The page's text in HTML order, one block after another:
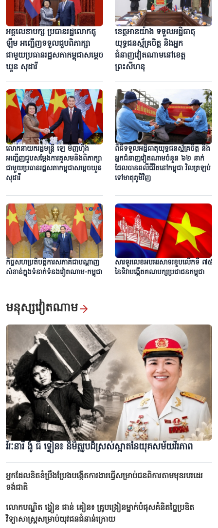
អគ្គលេខាបក្ស ប្រធានរដ្ឋលោកតូ
ឡឹម អញ្ជើញទទួលជួបពិភាក្សា
ជាមួយប្រធានរដ្ឋសភាកម្ពុជាសម្តេច
ឃួន សុដារី
លោកនាយករដ្ឋមន្ត្រី ឡេ មិញហ៊ឹង
អញ្ជើញជួបសម្តែងការគួសមនិងពិភាក្សា
ជាមួយប្រធានរដ្ឋសភាកម្ពុជាសម្តេចឃួន
សុដារី
កិច្ចសហប្រតិបត្តិការសភាគឺជាបណ្តាញ
សំខាន់ក្នុងទំនាក់ទំនងវៀតណាម-កម្ពុជា
ខេត្តអានយ៉ាង ទទួលអដ្ឋិធាតុ
យុទ្ធជនស្ម័គ្រចិត្ត និងអ្នក
ជំនាញវៀតណាមនៅខេត្ត
ព្រះសីហនុ
ពិធីទទួលអដ្ឋិធាតុយុទ្ធជនស្ម័គ្រចិត្ត និង
អ្នកជំនាញវៀតណាមចំនួន ៦២ នាក់
ដែលបានពលីជីវិតនៅកម្ពុជា វិល​ត្រឡប់​
ទៅមាតុភូមិវិញ
សារទូរលេខអបអរសាទរខួបលើកទី ៧៥
នៃទិវាបង្កើតគណបក្សប្រជាជនកម្ពុជា
មនុស្សវៀតណាម
វីរៈនារី ង៉ូ ធី ទ្វៀន៖ និមិត្តរូបដ៏ស្រស់ស្អាតនៃយុគសម័យវីរភាព
អ្នកដែលខិតខំប្រឹងប្រែងបង្កើតការងារធ្វើសម្រាប់ជនពិការតាមមុខរបរដេរ
ទង់ជាតិ
លោកបណ្ឌិត ង្វៀន ផាន់ គៀន៖ គ្រូបង្រៀនម្នាក់បំផុសគំនិតច្នៃប្រឌិត
វិទ្យាសាស្ត្រសម្រាប់យុវជនជំនាន់ក្រោយ